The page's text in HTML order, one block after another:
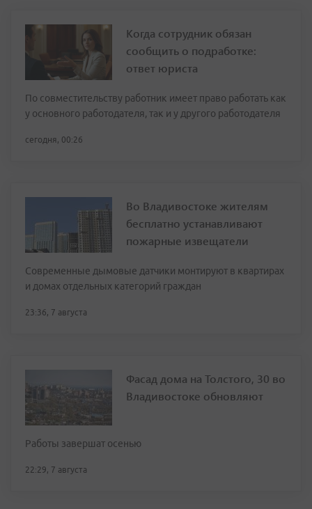
Когда сотрудник обязан
сообщить о подработке:
ответ юриста
По совместительству работник имеет право работать как
у основного работодателя, так и у другого работодателя
сегодня, 00:26
Во Владивостоке жителям
бесплатно устанавливают
пожарные извещатели
Современные дымовые датчики монтируют в квартирах
и домах отдельных категорий граждан
23:36, 7 августа
Фасад дома на Толстого, 30 во
Владивостоке обновляют
Работы завершат осенью
22:29, 7 августа